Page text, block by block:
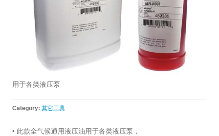
用于各类液压泵
Category: 其它工具
• 此款全气候通用液压油用于各类液压泵，